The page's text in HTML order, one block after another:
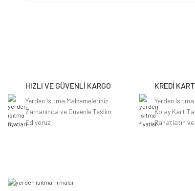
Ürün bilgilerinde hatalar bulunuyor.
Ürün fiyatı diğer sitelerden daha pahalı.
Bu ürüne benzer farklı alternatifler olmalı.
HIZLI VE GÜVENLİ KARGO
Yerden Isıtma Malzemeleriniz
Zamanında ve Güvenle Teslim
Ediyoruz.
KREDİ
Yerden
Kolay Kart
Rahatlatın